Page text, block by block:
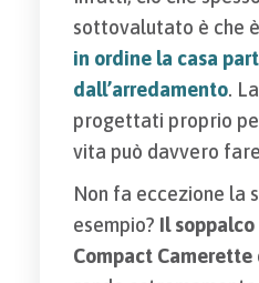
sottovalutato è che
in ordine la casa
dall’arredamento.
progettati proprio
vita può davvero
Non fa eccezione la
esempio? Il
Compact Camerette